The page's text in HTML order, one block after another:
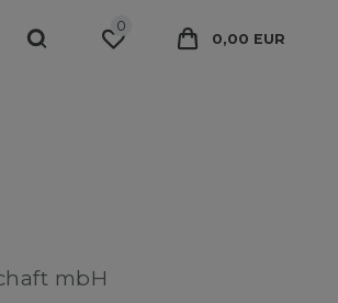
0
0,00 EUR
mbH